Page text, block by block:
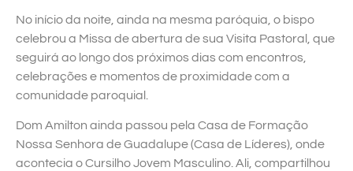
No início da noite, ainda na mesma paróquia, o bispo
celebrou a Missa de abertura de sua Visita Pastoral, que
seguirá ao longo dos próximos dias com encontros,
celebrações e momentos de proximidade com a
comunidade paroquial.
Dom Amilton ainda passou pela Casa de Formação
Nossa Senhora de Guadalupe (Casa de Líderes), onde
acontecia o Cursilho Jovem Masculino. Ali, compartilhou